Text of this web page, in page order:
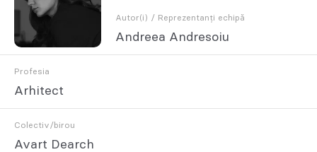
Autor(i) / Reprezentanți echipă
Andreea Andresoiu
Profesia
Arhitect
Colectiv/birou
Avart Dearch